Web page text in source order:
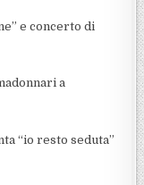
e concerto di
a
“io resto seduta”